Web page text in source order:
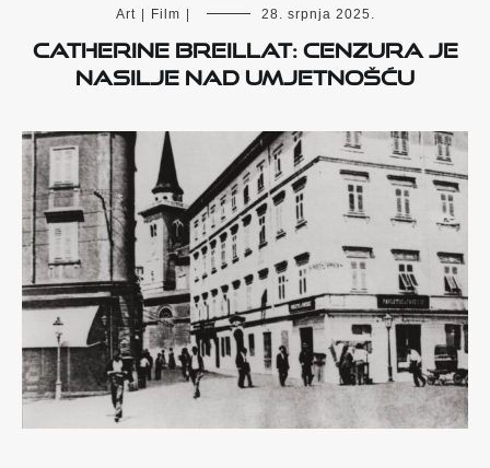
Art Film 28. srpnja 2025.
Catherine Breillat: Cenzura je
nasilje nad umjetnošću